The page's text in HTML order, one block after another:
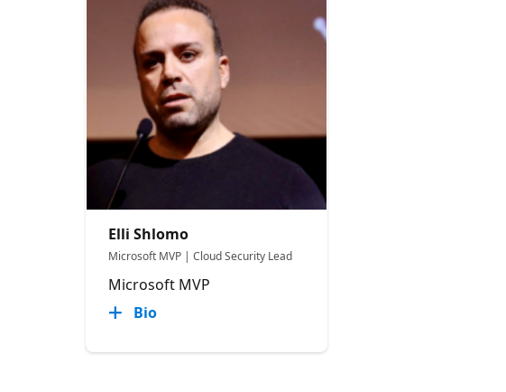
Elli Shlomo
Microsoft MVP | Cloud Security Lead
Microsoft MVP
Bio